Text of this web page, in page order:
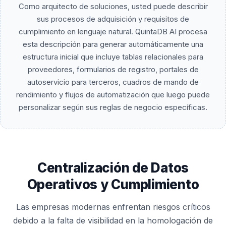
Como arquitecto de soluciones, usted puede describir
sus procesos de adquisición y requisitos de
cumplimiento en lenguaje natural. QuintaDB AI procesa
esta descripción para generar automáticamente una
estructura inicial que incluye tablas relacionales para
proveedores, formularios de registro, portales de
autoservicio para terceros, cuadros de mando de
rendimiento y flujos de automatización que luego puede
personalizar según sus reglas de negocio específicas.
Centralización de Datos
Operativos y Cumplimiento
Las empresas modernas enfrentan riesgos críticos
debido a la falta de visibilidad en la homologación de